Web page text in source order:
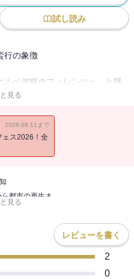
試し読み
行の象徴
ルベ河畔のフィレンツェ」と呼
れ、教会や古都の街並み、陶
三度も無差別爆撃され、焼夷
25000人の市民が殺害された。本
家が、市井の人々の体験と見
・長崎と同様に「戦争の悲
まざまな研究がなされてき
個人と家族の物語に焦点を当
空襲の恐怖と火災の脅威、戦
でを詳細に叙述している。独英
など新史料を駆使して肉声を
描いている。
見る
2026.08.11まで
ェス2026！全
都市の再生ま
見る
レビューを書く
2
0